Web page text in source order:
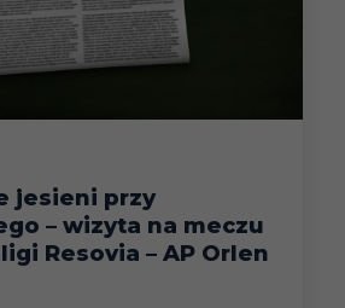
jesieni przy
– wizyta na meczu
Resovia – AP Orlen